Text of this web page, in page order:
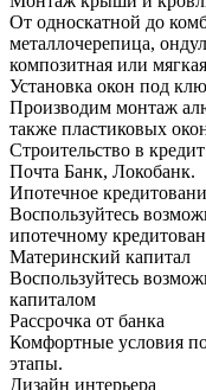
От односкатной до
металлочерепица,
композитная или
Установка окон под
Производим монтаж
также пластиковых
Строительство в кредит
Почта Банк, Локобанк.
Ипотечное
Воспользуйтесь
ипотечному
Материнский капитал
Воспользуйтесь
капиталом
Рассрочка от банка
Комфортные условия
этапы.
Дизайн интерьера